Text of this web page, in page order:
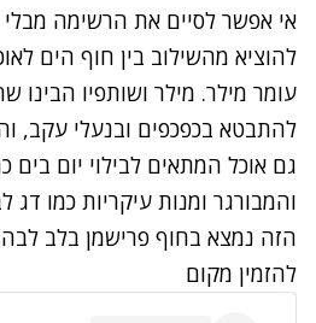
אי אפשר לסיים את הרשימה
להוציא מהשילוב בין חוף הים
עומר מילר. מילר ושותפיו הבינו
להתבטא בכפכפים ובנעלי עקב,
גם אוכל המתאים לבילוי יום בים
והמבורגר ומנות עיקריות כמו
הזה נמצא בחוף פרישמן בלב
להזמין מקום